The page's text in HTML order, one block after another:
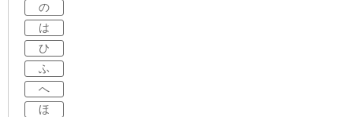
の
は
ひ
ふ
へ
ほ